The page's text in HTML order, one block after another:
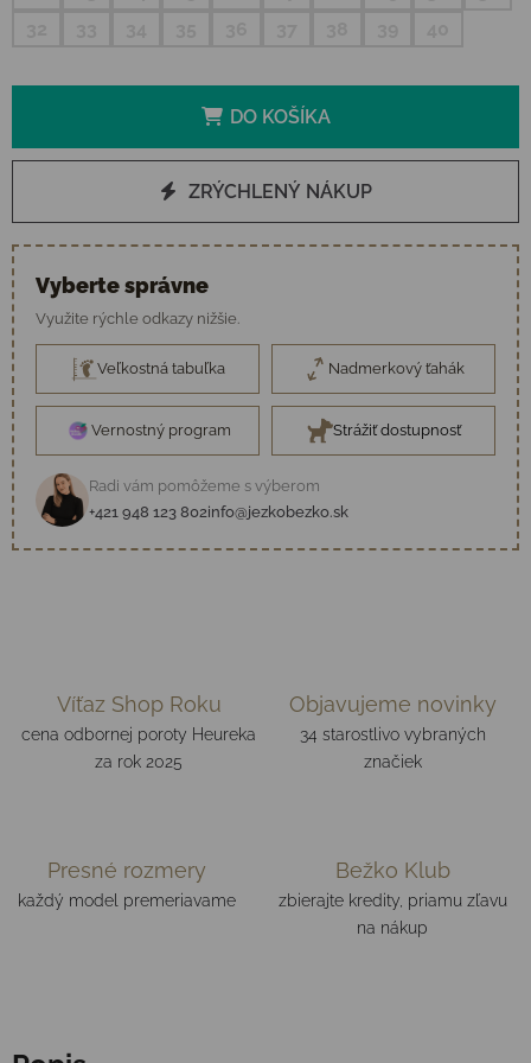
DO KOŠÍKA
ZRÝCHLENÝ NÁKUP
Vyberte správne
Využite rýchle odkazy nižšie.
Veľkostná tabuľka Nadmerkový ťahák
Vernostný program Strážiť dostupnosť
Radi vám pomôžeme s výberom
+421 948 123 802info@jezkobezko.sk
Víťaz Shop Roku
cena odbornej poroty Heureka
za rok 2025
Objavujeme novinky
34 starostlivo vybraných
značiek
Presné rozmery
každý model premeriavame
Bežko Klub
zbierajte kredity, priamu zľavu
na nákup